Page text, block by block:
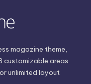
magazine theme,
customizable areas
unlimited layout